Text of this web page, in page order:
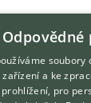
Odpovědné
a ke
pro